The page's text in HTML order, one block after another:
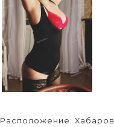
Расположение: